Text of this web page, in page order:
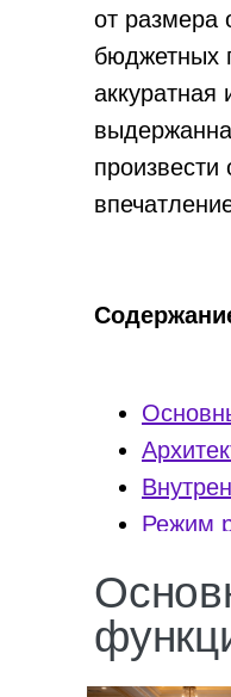
от размера
бюджетных
аккуратная
произвести
Режим